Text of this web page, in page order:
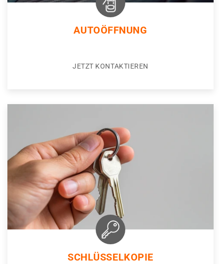
AUTOÖFFNUNG
JETZT KONTAKTIEREN
SCHLÜSSELKOPIE